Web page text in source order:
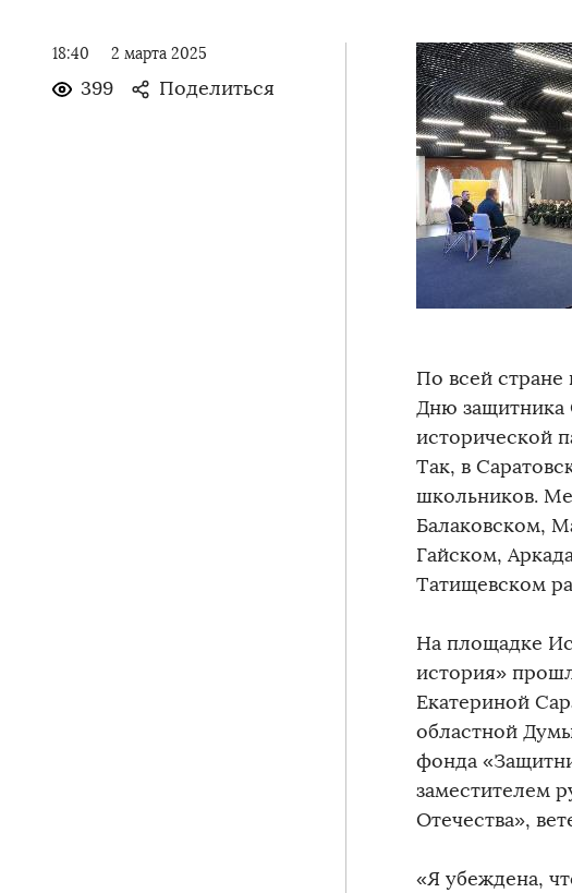
18:40 2 марта 2025
399 Поделиться
По всей
Дню защитника
исторической
Так, в
школьников.
Балаковском,
Гайском,
Татищевском
На площадке
история»
Екатериной
областной
фонда
заместителем
Отечества»,
«Я убеждена,